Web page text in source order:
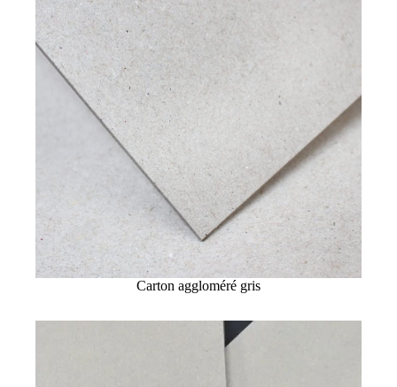
Carton aggloméré gris